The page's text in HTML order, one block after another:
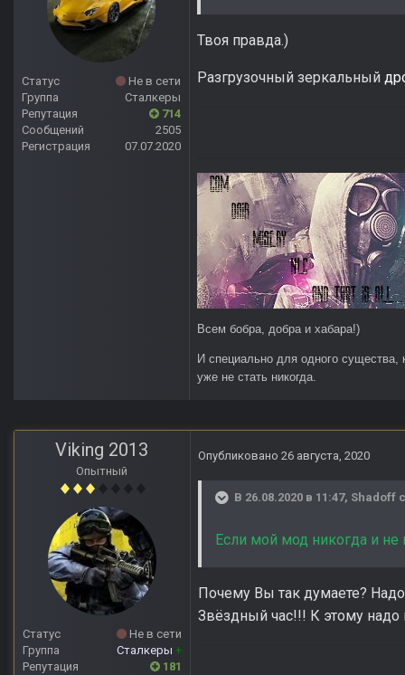
Статус
Не в сети
Группа
Сталкеры
Репутация
714
Сообщений
2505
Регистрация
07.07.2020
Твоя правда.)
Разгрузочный зеркальный
Всем бобра, добра и хабара!)
И специально для одного
уже не стать никогда.
Viking 2013
Опытный
Статус
Не в сети
Группа
Сталкеры +
Репутация
181
Опубликовано 26 августа, 2020
В 26.08.2020 в 11:47, Shadoff
Если мой мод никогда и
Почему Вы так думаете?
Звёздный час!!! К этому надо